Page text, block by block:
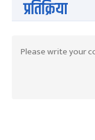
प्रतिक्रिया